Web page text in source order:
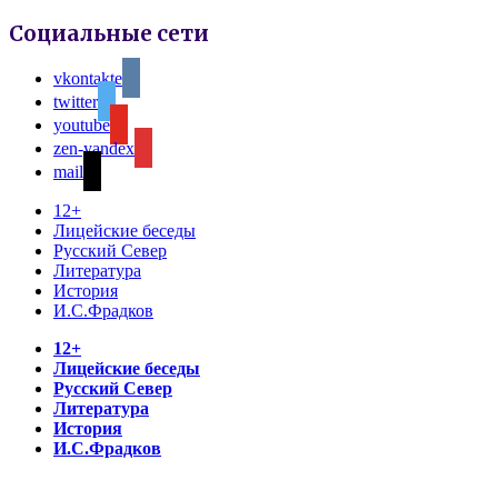
Социальные сети
vkontakte
twitter
youtube
zen-yandex
mail
12+
Лицейские беседы
Русский Север
Литература
История
И.С.Фрадков
12+
Лицейские беседы
Русский Север
Литература
История
И.С.Фрадков